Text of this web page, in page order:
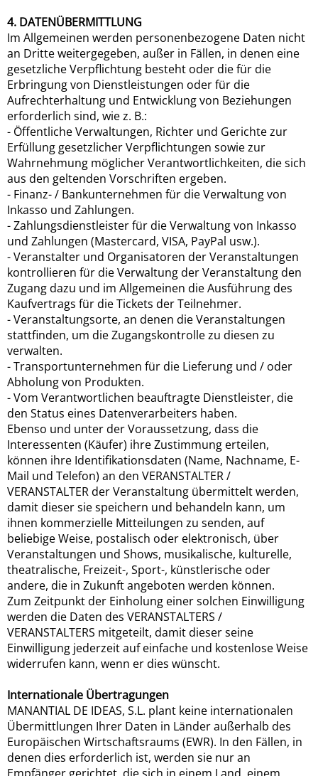
4. DATENÜBERMITTLUNG
Im Allgemeinen werden personenbezogene Daten nicht
an Dritte weitergegeben, außer in Fällen, in denen eine
gesetzliche Verpflichtung besteht oder die für die
Erbringung von Dienstleistungen oder für die
Aufrechterhaltung und Entwicklung von Beziehungen
erforderlich sind, wie z. B.:
- Öffentliche Verwaltungen, Richter und Gerichte zur
Erfüllung gesetzlicher Verpflichtungen sowie zur
Wahrnehmung möglicher Verantwortlichkeiten, die sich
aus den geltenden Vorschriften ergeben.
- Finanz- / Bankunternehmen für die Verwaltung von
Inkasso und Zahlungen.
- Zahlungsdienstleister für die Verwaltung von Inkasso
und Zahlungen (Mastercard, VISA, PayPal usw.).
- Veranstalter und Organisatoren der Veranstaltungen
kontrollieren für die Verwaltung der Veranstaltung den
Zugang dazu und im Allgemeinen die Ausführung des
Kaufvertrags für die Tickets der Teilnehmer.
- Veranstaltungsorte, an denen die Veranstaltungen
stattfinden, um die Zugangskontrolle zu diesen zu
verwalten.
- Transportunternehmen für die Lieferung und / oder
Abholung von Produkten.
- Vom Verantwortlichen beauftragte Dienstleister, die
den Status eines Datenverarbeiters haben.
Ebenso und unter der Voraussetzung, dass die
Interessenten (Käufer) ihre Zustimmung erteilen,
können ihre Identifikationsdaten (Name, Nachname, E-
Mail und Telefon) an den VERANSTALTER /
VERANSTALTER der Veranstaltung übermittelt werden,
damit dieser sie speichern und behandeln kann, um
ihnen kommerzielle Mitteilungen zu senden, auf
beliebige Weise, postalisch oder elektronisch, über
Veranstaltungen und Shows, musikalische, kulturelle,
theatralische, Freizeit-, Sport-, künstlerische oder
andere, die in Zukunft angeboten werden können.
Zum Zeitpunkt der Einholung einer solchen Einwilligung
werden die Daten des VERANSTALTERS /
VERANSTALTERS mitgeteilt, damit dieser seine
Einwilligung jederzeit auf einfache und kostenlose Weise
widerrufen kann, wenn er dies wünscht.
Internationale Übertragungen
MANANTIAL DE IDEAS, S.L. plant keine internationalen
Übermittlungen Ihrer Daten in Länder außerhalb des
Europäischen Wirtschaftsraums (EWR). In den Fällen, in
denen dies erforderlich ist, werden sie nur an